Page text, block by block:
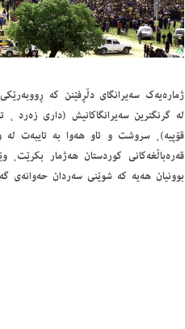
ژماره‌یه‌ك سه‌یرانگای دڵڕفێنن كه‌
له‌ گرنگترین سه‌یرانگاكانیش (داری زه‌رد ،
قۆپیه‌)، سروشت و ئاو هه‌وا به‌ تایبه‌ت له‌
قه‌ره‌باڵغه‌كانی كوردستان هه‌ژمار
بوونیان هه‌یه‌ كه‌ شوێنی سه‌ردان حه‌وانه‌ی